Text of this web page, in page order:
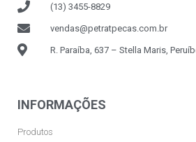
(13) 3455-8829
vendas@petratpecas.com.br
R. Paraíba, 637 – Stella Maris,
INFORMAÇÕES
Produtos